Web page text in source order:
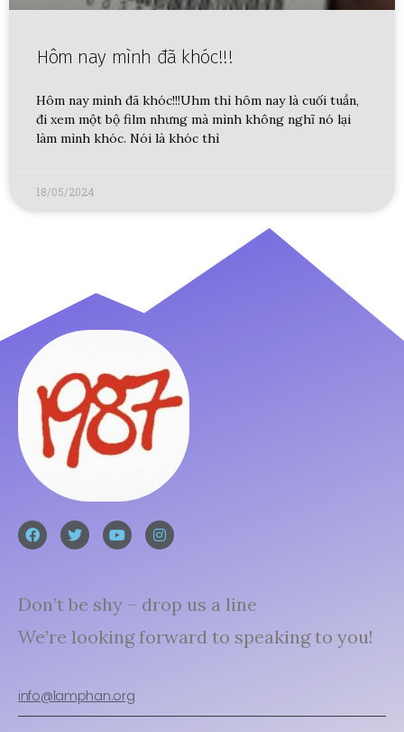
Hôm nay mình đã khóc!!!
Hôm nay mình đã khóc!!!Uhm thì hôm nay là cuối tuần,
đi xem một bộ film nhưng mà mình không nghĩ nó lại
làm mình khóc. Nói là khóc thì
18/05/2024
Don’t be shy – drop us a line
We’re looking forward to speaking to you!
info@lamphan.org